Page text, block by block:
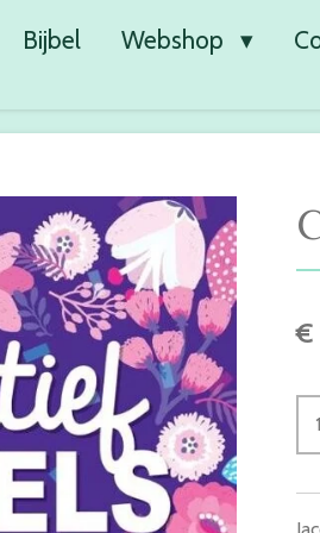
Bijbel Webshop
€